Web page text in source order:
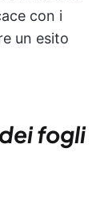
con i
un esito
fogli